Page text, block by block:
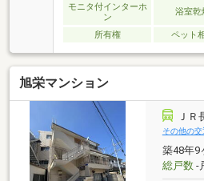
モニタ付インターホ
ン
浴室乾
所有権 ペット
旭栄マンション
Ｊ
その他の交
築48年9
総戸数-